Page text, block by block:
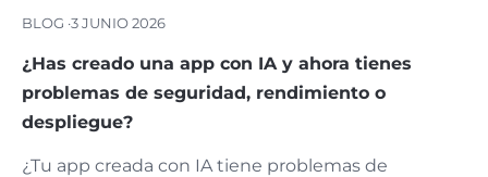
BLOG ·3 JUNIO 2026
¿Has creado una app con IA y ahora tienes
problemas de seguridad, rendimiento o
despliegue?
¿Tu app creada con IA tiene problemas de